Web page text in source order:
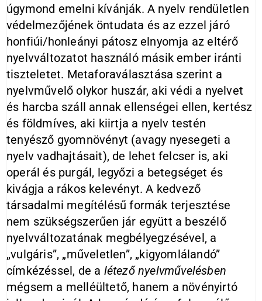
úgymond emelni kívánják. A nyelv rendületlen
védelmezőjének öntudata és az ezzel járó
honfiúi/honleányi pátosz elnyomja az eltérő
nyelvváltozatot használó másik ember iránti
tiszteletet. Metaforaválasztása szerint a
nyelvművelő olykor huszár, aki védi a nyelvet
és harcba száll annak ellenségei ellen, kertész
és földmíves, aki kiirtja a nyelv testén
tenyésző gyomnövényt (avagy nyesegeti a
nyelv vadhajtásait), de lehet felcser is, aki
operál és purgál, legyőzi a betegséget és
kivágja a rákos kelevényt. A kedvező
társadalmi megítélésű formák terjesztése
nem szükségszerűen jár együtt a beszélő
nyelvváltozatának megbélyegzésével, a
„vulgáris”, „műveletlen”, „kigyomlálandó”
címkézéssel, de a létező nyelvművelésben
mégsem a melléültető, hanem a növényirtó